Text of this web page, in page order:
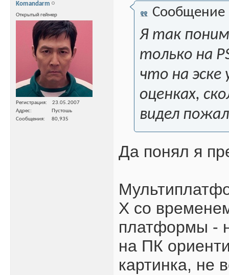
Komandarm
Открытый геймер
Регистрация
23.05.2007
Адрес
Пустошь
Сообщения
80,935
Сообщение
Я так
только на
что на
оценках,
видел
Да понял я
X со
платформы -
на ПК
картинка, не